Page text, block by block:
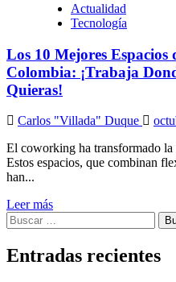
Actualidad
Tecnología
Los 10 Mejores Espacios
Colombia: ¡Trabaja
Quieras!
Carlos "Villada" Duque
El coworking ha transformado la
Estos espacios, que combinan
han...
Leer más
Buscar:
Entradas recientes